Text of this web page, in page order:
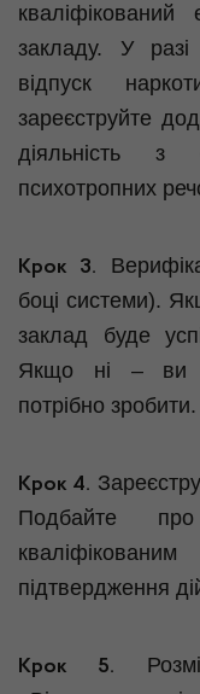
кваліфікований
закладу. У
відпуск
зареєструйте
діяльність з
психотропних
Крок 3.
боці системи).
заклад буде
Якщо ні – ви
потрібно зробити.
Крок 4.
Подбайте про
підтвердження
Крок 5.